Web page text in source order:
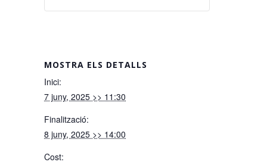
MOSTRA ELS DETALLS
Inici:
7 juny, 2025 >> 11:30
Finalització:
8 juny, 2025 >> 14:00
Cost: